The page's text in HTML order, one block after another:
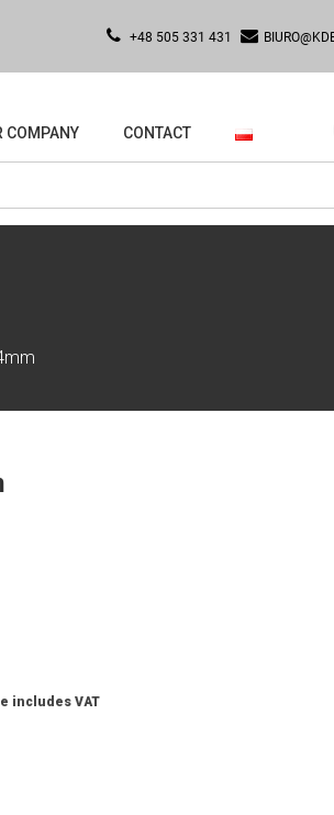
+48 505 331 431
COMPANY CONTACT
includes VAT